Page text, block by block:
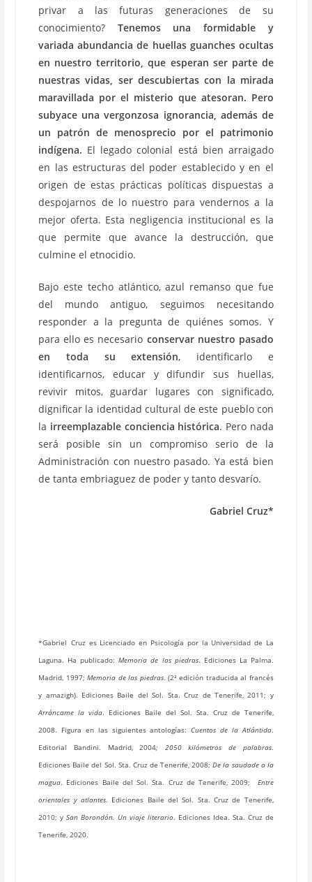
privar a las futuras generaciones de su
conocimiento? Tenemos una formidable y
variada abundancia de huellas guanches ocultas
en nuestro territorio, que esperan ser parte de
nuestras vidas, ser descubiertas con la mirada
maravillada por el misterio que atesoran. Pero
subyace una vergonzosa ignorancia, además de
un patrón de menosprecio por el patrimonio
indígena. El legado colonial está bien arraigado
en las estructuras del poder establecido y en el
origen de estas prácticas políticas dispuestas a
despojarnos de lo nuestro para vendernos a la
mejor oferta. Esta negligencia institucional es la
que permite que avance la destrucción, que
culmine el etnocidio.
Bajo este techo atlántico, azul remanso que fue
del mundo antiguo, seguimos necesitando
responder a la pregunta de quiénes somos. Y
para ello es necesario conservar nuestro pasado
en toda su extensión, identificarlo e
identificarnos, educar y difundir sus huellas,
revivir mitos, guardar lugares con significado,
dignificar la identidad cultural de este pueblo con
la irreemplazable conciencia histórica. Pero nada
será posible sin un compromiso serio de la
Administración con nuestro pasado. Ya está bien
de tanta embriaguez de poder y tanto desvarío.
Gabriel Cruz*
*Gabriel Cruz es Licenciado en Psicología por la Universidad de La
Laguna. Ha publicado:Memoria de las piedras. Ediciones La Palma.
Madrid, 1997;Memoria de las piedras. (2ª edición traducida al francés
y amazigh). Ediciones Baile del Sol. Sta. Cruz de Tenerife, 2011; y
Arráncame la vida. Ediciones Baile del Sol. Sta. Cruz de Tenerife,
2008. Figura en las siguientes antologías:Cuentos de la Atlántida.
Editorial Bandini. Madrid, 2004; 2050 kilómetros de palabras.
Ediciones Baile del Sol. Sta. Cruz de Tenerife, 2008;De la saudade a la
magua. Ediciones Baile del Sol. Sta. Cruz de Tenerife, 2009; Entre
orientales y atlantes. Ediciones Baile del Sol. Sta. Cruz de Tenerife,
2010; y San Borondón. Un viaje literario. Ediciones Idea. Sta. Cruz de
Tenerife, 2020.